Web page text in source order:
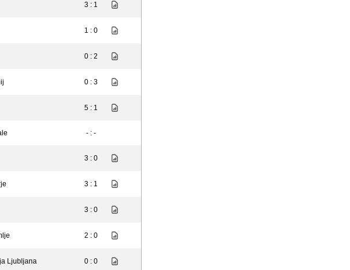
3 : 1
1 : 0
0 : 2
0 : 3
5 : 1
- : -
3 : 0
3 : 1
3 : 0
2 : 0
Ljubljana 0 : 0